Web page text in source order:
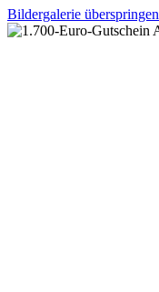
Bildergalerie überspringen